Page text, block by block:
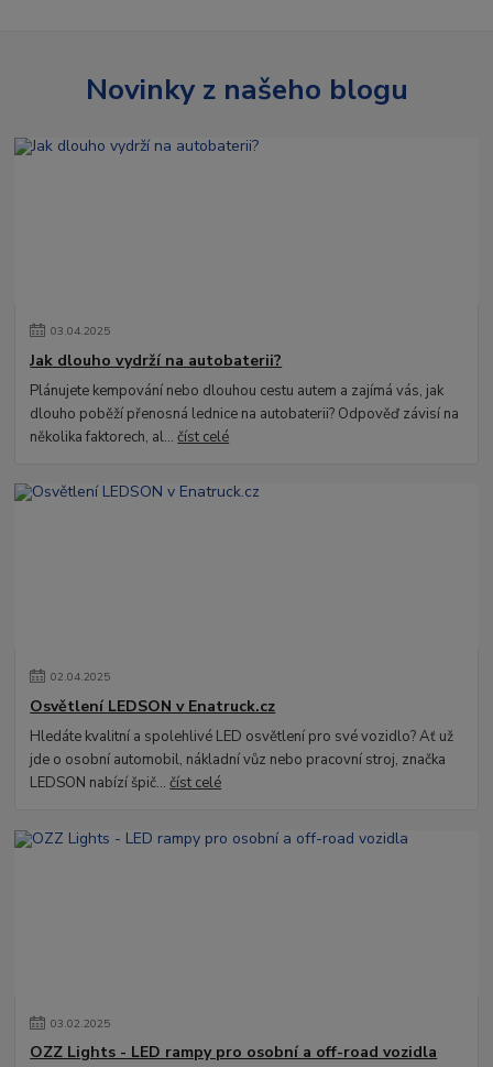
Novinky z našeho blogu
03.04.2025
Jak dlouho vydrží na autobaterii?
Plánujete kempování nebo dlouhou cestu autem a zajímá vás, jak
dlouho poběží přenosná lednice na autobaterii? Odpověď závisí na
několika faktorech, al...číst celé
02.04.2025
Osvětlení LEDSON v Enatruck.cz
Hledáte kvalitní a spolehlivé LED osvětlení pro své vozidlo? Ať už
jde o osobní automobil, nákladní vůz nebo pracovní stroj, značka
LEDSON nabízí špič...číst celé
03.02.2025
OZZ Lights - LED rampy pro osobní a off-road vozidla